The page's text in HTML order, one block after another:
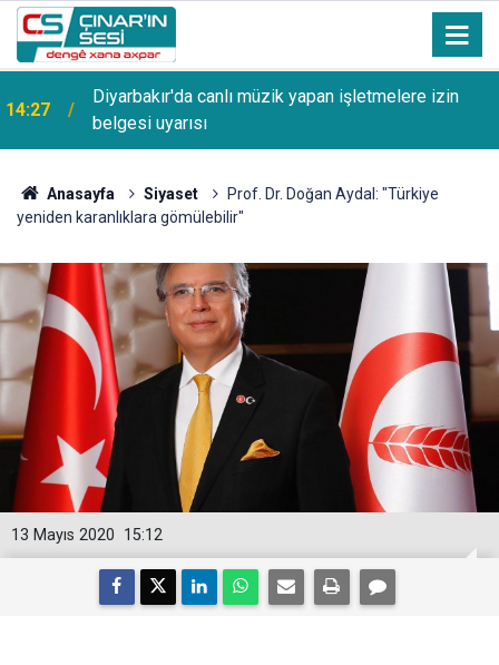
13:53 Şanlıurfa Bozova'da aranan hükümlü yakalandı
Anasayfa Siyaset
Prof. Dr. Doğan Aydal: "Türkiye
yeniden karanlıklara gömülebilir"
15:12
13 Mayıs 2020